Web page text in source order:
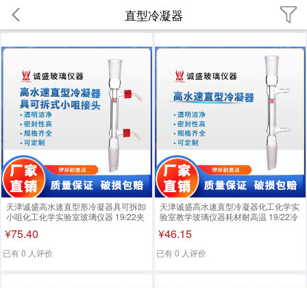
直型冷凝器
天津诚盛高水速直型形冷凝器具可拆卸
小咀化工化学实验室玻璃仪器 19/22夹
¥75.40
已有 0 人评价
天津诚盛高水速直型冷凝器化工化学实
验室教学玻璃仪器耗材耐高温 19/22冷
¥46.15
已有 0 人评价